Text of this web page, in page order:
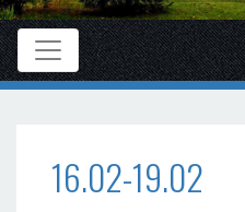
16.02-19.02